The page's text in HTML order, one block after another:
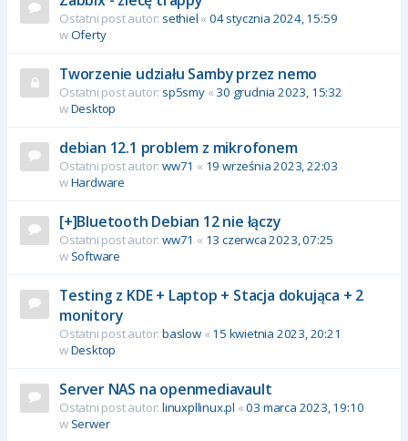
Ostatni post autor: sethiel «04 stycznia 2024, 15:59
wOferty
Tworzenie udziału Samby przez nemo
Ostatni post autor: sp5smy« 30 grudnia 2023, 15:32
wDesktop
debian 12.1 problem z mikrofonem
Ostatni post autor: ww71 « 19 września 2023, 22:03
wHardware
[+]Bluetooth Debian 12 nie łączy
Ostatni post autor: ww71 « 13 czerwca 2023, 07:25
w Software
Testing z KDE + Laptop + Stacja dokująca + 2
monitory
Ostatni post autor: baslow« 15 kwietnia 2023, 20:21
wDesktop
Server NAS na openmediavault
Ostatni post autor: linuxpllinux.pl «03 marca 2023, 19:10
w Serwer